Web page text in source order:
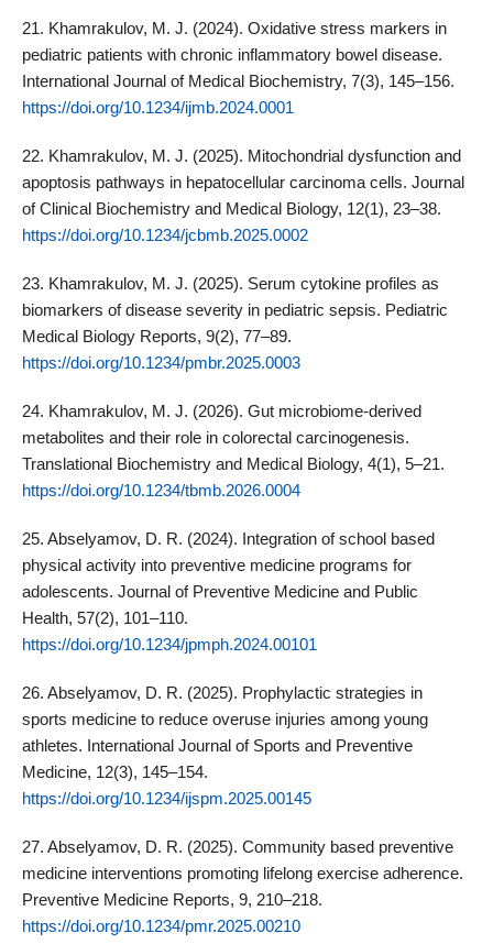
21. Khamrakulov, M. J. (2024). Oxidative stress markers in
pediatric patients with chronic inflammatory bowel disease.
International Journal of Medical Biochemistry, 7(3), 145–156.
https://doi.org/10.1234/ijmb.2024.0001
22. Khamrakulov, M. J. (2025). Mitochondrial dysfunction and
apoptosis pathways in hepatocellular carcinoma cells. Journal
of Clinical Biochemistry and Medical Biology, 12(1), 23–38.
https://doi.org/10.1234/jcbmb.2025.0002
23. Khamrakulov, M. J. (2025). Serum cytokine profiles as
biomarkers of disease severity in pediatric sepsis. Pediatric
Medical Biology Reports, 9(2), 77–89.
https://doi.org/10.1234/pmbr.2025.0003
24. Khamrakulov, M. J. (2026). Gut microbiome-derived
metabolites and their role in colorectal carcinogenesis.
Translational Biochemistry and Medical Biology, 4(1), 5–21.
https://doi.org/10.1234/tbmb.2026.0004
25. Abselyamov, D. R. (2024). Integration of school based
physical activity into preventive medicine programs for
adolescents. Journal of Preventive Medicine and Public
Health, 57(2), 101–110.
https://doi.org/10.1234/jpmph.2024.00101
26. Abselyamov, D. R. (2025). Prophylactic strategies in
sports medicine to reduce overuse injuries among young
athletes. International Journal of Sports and Preventive
Medicine, 12(3), 145–154.
https://doi.org/10.1234/ijspm.2025.00145
27. Abselyamov, D. R. (2025). Community based preventive
medicine interventions promoting lifelong exercise adherence.
Preventive Medicine Reports, 9, 210–218.
https://doi.org/10.1234/pmr.2025.00210